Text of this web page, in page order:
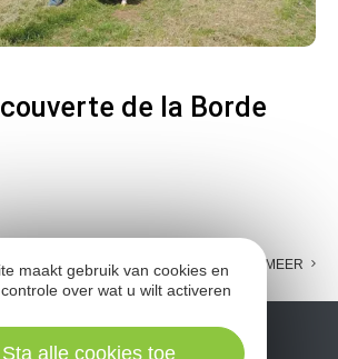
de la Borde
MESSENGER FACEBOOK MEER
maakt gebruik van cookies en
over wat u wilt activeren
Sta alle cookies toe